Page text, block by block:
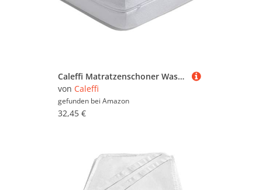
Caleffi Matratzenschoner Wasserdicht Atmungsaktive & Strapazierfähige - Matratzenauflage Waschbar bei 40°C - Matratzenschoner 90x200 - Matratzenschoner 130x200 - Matratzenschoner 180x200
von Caleffi
gefunden bei Amazon
32,45 €